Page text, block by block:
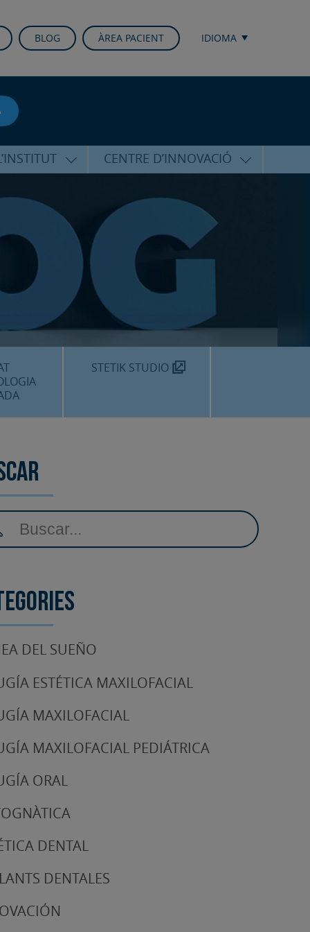
BLOG ÀREA PACIENT IDIOMA
SUPORT
TEKNON
SOM?
CENTRE D’INNOVACIÓ
CONFERÈNCIES I CONGRESSOS
FORMACIÓ
PUBLICACIONS CIENTÍFIQUES
LA VEU DE L’EXPERT
STETIK STUDIO
DEL SUEÑO
ESTÉTICA MAXILOFACIAL
MAXILOFACIAL
MAXILOFACIAL PEDIÁTRICA
ORAL
DENTAL
DENTALES